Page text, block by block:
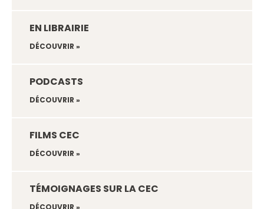
EN LIBRAIRIE
DÉCOUVRIR »
PODCASTS
DÉCOUVRIR »
FILMS CEC
DÉCOUVRIR »
TÉMOIGNAGES SUR LA CEC
DÉCOUVRIR »